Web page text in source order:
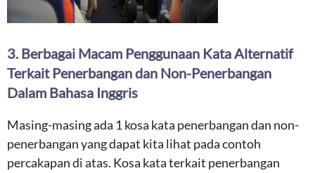
3. Berbagai Macam Penggunaan Kata Alternatif
Terkait Penerbangan dan Non-Penerbangan
Dalam Bahasa Inggris
Masing-masing ada 1 kosa kata penerbangan dan non-
penerbangan yang dapat kita lihat pada contoh
percakapan di atas. Kosa kata terkait penerbangan